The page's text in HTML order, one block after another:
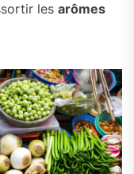
les arômes